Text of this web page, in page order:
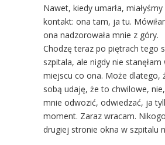
Nawet, kiedy umarła, miałyśmy
kontakt: ona tam, ja tu.
ona nadzorowała mnie z góry.
Chodzę teraz po piętrach tego
szpitala, ale nigdy nie
miejscu co ona. Może dlatego,
sobą udaję, że to chwilowe,
mnie odwozić, odwiedzać, ja
moment. Zaraz wracam.
drugiej stronie okna w szpitalu